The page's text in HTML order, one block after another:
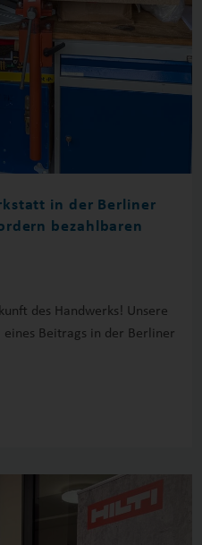
in der Berliner
bezahlbaren
des Handwerks! Unsere
Beitrags in der Berliner